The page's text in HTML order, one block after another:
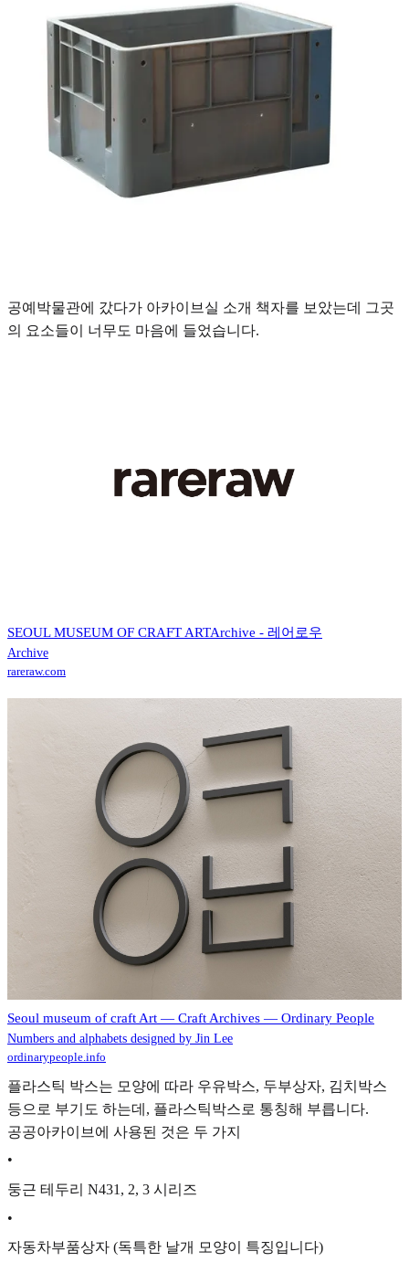
공예박물관에 갔다가 아카이브실 소개 책자를 보았는데 그곳
의 요소들이 너무도 마음에 들었습니다.
SEOUL MUSEUM OF CRAFT ARTArchive - 레어로우
Archive
rareraw.com
Seoul museum of craft Art — Craft Archives — Ordinary People
Numbers and alphabets designed by Jin Lee
ordinarypeople.info
플라스틱 박스는 모양에 따라 우유박스, 두부상자, 김치박스
등으로 부기도 하는데, 플라스틱박스로 통칭해 부릅니다.
공공아카이브에 사용된 것은 두 가지
•
둥근 테두리 N431, 2, 3 시리즈
•
자동차부품상자 (독특한 날개 모양이 특징입니다)